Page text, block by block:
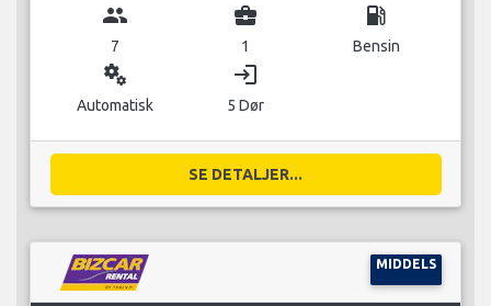
group
7
business_center
1
local_gas_station
Bensin
miscellaneous_services
Automatisk
login
5 Dør
SE DETALJER...
MIDDELS